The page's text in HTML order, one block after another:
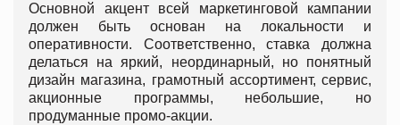
Основной акцент всей маркетинговой кампании
должен быть основан на локальности и
оперативности. Соответственно, ставка должна
делаться на яркий, неординарный, но понятный
дизайн магазина, грамотный ассортимент, сервис,
акционные программы, небольшие, но
продуманные промо-акции.